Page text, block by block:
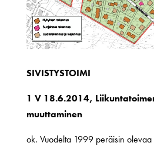
SIVISTYSTOIMI
1 V 18.6.2014,
muuttaminen
ok. Vuodelta 1999 peräisin olevaa